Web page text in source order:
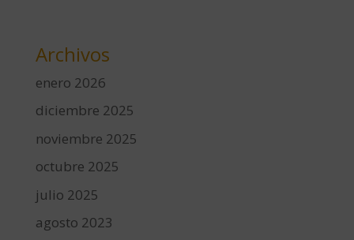
Archivos
enero 2026
diciembre 2025
noviembre 2025
octubre 2025
julio 2025
agosto 2023